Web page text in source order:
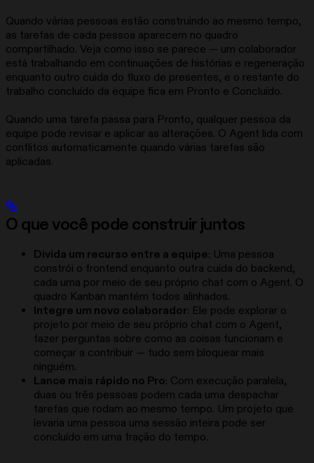
Quando várias pessoas estão construindo ao mesmo tempo,
as tarefas de cada pessoa aparecem no quadro
compartilhado. Veja como isso se parece — um colaborador
está trabalhando em continuações de histórias e regeneração
enquanto outro cuida do fluxo de presentes, e o restante do
trabalho concluído da equipe fica em Pronto e Concluído.
Quando uma tarefa passa para Pronto, qualquer pessoa da
equipe pode revisar e aplicar as alterações. O Agent lida com
conflitos automaticamente quando várias tarefas são
aplicadas.
O que você pode construir juntos
Divida um recurso entre a equipe: Uma pessoa
constrói o frontend enquanto outra cuida do backend,
cada uma por meio de seu próprio chat com o Agent. O
quadro Kanban mantém todos alinhados.
Integre um novo colaborador: Ele pode explorar o
projeto por meio de seu próprio chat com o Agent,
fazer perguntas sobre como as coisas funcionam e
começar a contribuir — tudo sem bloquear mais
ninguém.
Lance mais rápido no Pro: Com execução paralela,
duas ou três pessoas podem cada uma despachar
tarefas que rodam ao mesmo tempo. Um projeto que
levaria uma pessoa uma sessão inteira pode ser
concluído em uma fração do tempo.